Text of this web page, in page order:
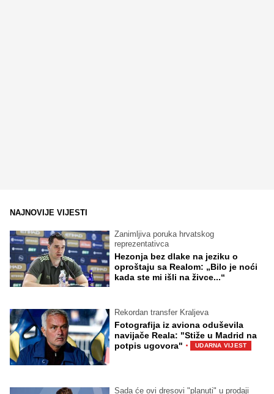
NAJNOVIJE VIJESTI
Zanimljiva poruka hrvatskog
reprezentativca
Hezonja bez dlake na jeziku o
oproštaju sa Realom: „Bilo je noći
kada ste mi išli na živce...“
Rekordan transfer Kraljeva
Fotografija iz aviona oduševila
navijače Reala: "Stiže u Madrid na
potpis ugovora" · UDARNA VIJEST
Sada će ovi dresovi "planuti" u prodaji